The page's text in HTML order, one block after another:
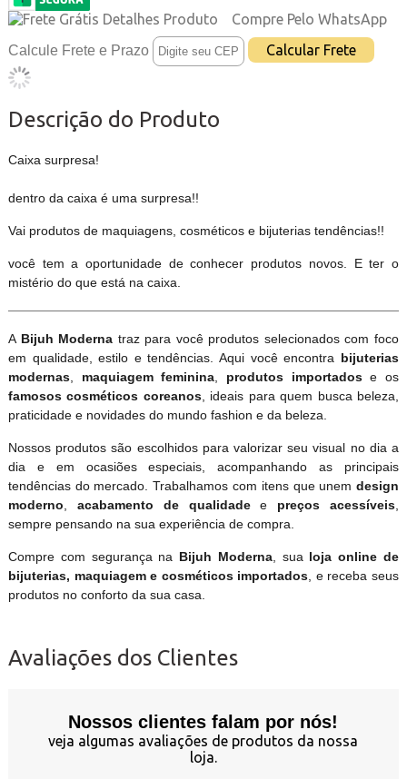
Compre Pelo WhatsApp
Calcule Frete e Prazo
Descrição do Produto
Caixa surpresa!
dentro da caixa é uma surpresa!!
Vai produtos de maquiagens, cosméticos e bijuterias tendências!!
você tem a oportunidade de conhecer produtos novos. E ter o
mistério do que está na caixa.
A Bijuh Moderna traz para você produtos selecionados com foco
em qualidade, estilo e tendências. Aqui você encontra bijuterias
modernas, maquiagem feminina, produtos importadose os
famosos cosméticos coreanos, ideais para quem busca beleza,
praticidade e novidades do mundo fashion e da beleza.
Nossos produtos são escolhidos para valorizar seu visual no dia a
dia e em ocasiões especiais, acompanhando as principais
tendências do mercado. Trabalhamos com itens que unemdesign
moderno, acabamento de qualidadee preços acessíveis,
sempre pensando na sua experiência de compra.
Compre com segurança na Bijuh Moderna, sua loja online de
bijuterias, maquiagem e cosméticos importados, e receba seus
produtos no conforto da sua casa.
Avaliações dos Clientes
Nossos clientes falam por nós!
veja algumas avaliações de produtos da nossa
loja.